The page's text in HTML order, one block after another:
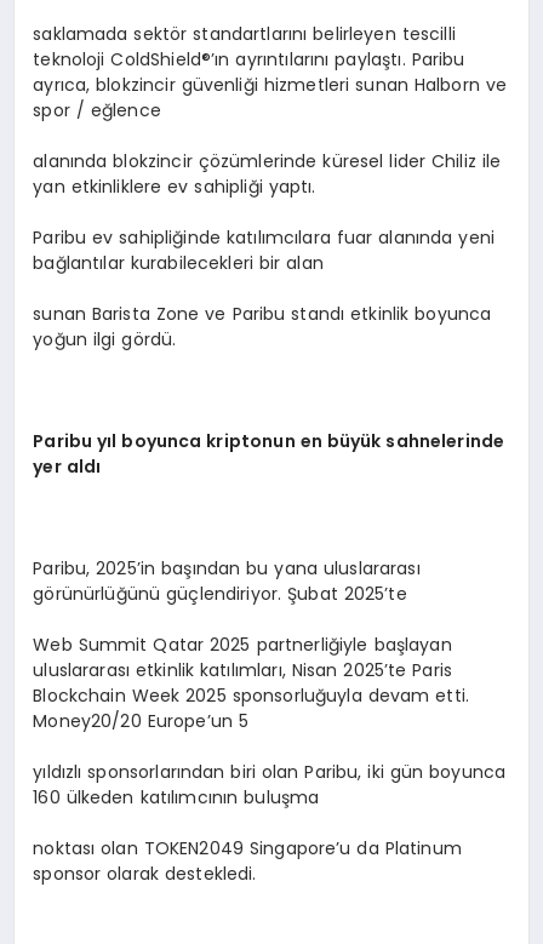
saklamada sektör standartlarını belirleyen tescilli
teknoloji ColdShield®’ın ayrıntılarını paylaştı. Paribu
ayrıca, blokzincir güvenliği hizmetleri sunan Halborn ve
spor / eğlence
alanında blokzincir çözümlerinde küresel lider Chiliz ile
yan etkinliklere ev sahipliği yaptı.
Paribu ev sahipliğinde katılımcılara fuar alanında yeni
bağlantılar kurabilecekleri bir alan
sunan Barista Zone ve Paribu standı etkinlik boyunca
yoğun ilgi gördü.
Paribu yıl boyunca kriptonun en büyük sahnelerinde
yer aldı
Paribu, 2025’in başından bu yana uluslararası
görünürlüğünü güçlendiriyor. Şubat 2025’te
Web Summit Qatar 2025 partnerliğiyle başlayan
uluslararası etkinlik katılımları, Nisan 2025’te Paris
Blockchain Week 2025 sponsorluğuyla devam etti.
Money20/20 Europe’un 5
yıldızlı sponsorlarından biri olan Paribu, iki gün boyunca
160 ülkeden katılımcının buluşma
noktası olan TOKEN2049 Singapore’u da Platinum
sponsor olarak destekledi.